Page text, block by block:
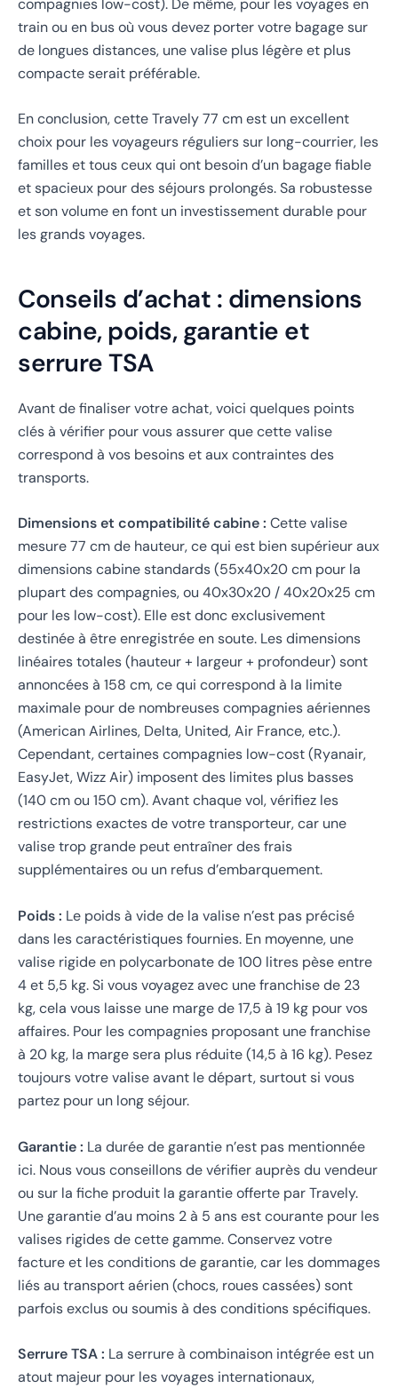
train ou en bus où vous devez porter votre bagage sur
de longues distances, une valise plus légère et plus
compacte serait préférable.
En conclusion, cette Travely 77 cm est un excellent
choix pour les voyageurs réguliers sur long-courrier, les
familles et tous ceux qui ont besoin d’un bagage fiable
et spacieux pour des séjours prolongés. Sa robustesse
et son volume en font un investissement durable pour
les grands voyages.
Conseils d’achat : dimensions
cabine, poids, garantie et
serrure TSA
Avant de finaliser votre achat, voici quelques points
clés à vérifier pour vous assurer que cette valise
correspond à vos besoins et aux contraintes des
transports.
Dimensions et compatibilité cabine : Cette valise
mesure 77 cm de hauteur, ce qui est bien supérieur aux
dimensions cabine standards (55x40x20 cm pour la
plupart des compagnies, ou 40x30x20 / 40x20x25 cm
pour les low-cost). Elle est donc exclusivement
destinée à être enregistrée en soute. Les dimensions
linéaires totales (hauteur + largeur + profondeur) sont
annoncées à 158 cm, ce qui correspond à la limite
maximale pour de nombreuses compagnies aériennes
(American Airlines, Delta, United, Air France, etc.).
Cependant, certaines compagnies low-cost (Ryanair,
EasyJet, Wizz Air) imposent des limites plus basses
(140 cm ou 150 cm). Avant chaque vol, vérifiez les
restrictions exactes de votre transporteur, car une
valise trop grande peut entraîner des frais
supplémentaires ou un refus d’embarquement.
Poids : Le poids à vide de la valise n’est pas précisé
dans les caractéristiques fournies. En moyenne, une
valise rigide en polycarbonate de 100 litres pèse entre
4 et 5,5 kg. Si vous voyagez avec une franchise de 23
kg, cela vous laisse une marge de 17,5 à 19 kg pour vos
affaires. Pour les compagnies proposant une franchise
à 20 kg, la marge sera plus réduite (14,5 à 16 kg). Pesez
toujours votre valise avant le départ, surtout si vous
partez pour un long séjour.
Garantie : La durée de garantie n’est pas mentionnée
ici. Nous vous conseillons de vérifier auprès du vendeur
ou sur la fiche produit la garantie offerte par Travely.
Une garantie d’au moins 2 à 5 ans est courante pour les
valises rigides de cette gamme. Conservez votre
facture et les conditions de garantie, car les dommages
liés au transport aérien (chocs, roues cassées) sont
parfois exclus ou soumis à des conditions spécifiques.
Serrure TSA : La serrure à combinaison intégrée est un
atout majeur pour les voyages internationaux,